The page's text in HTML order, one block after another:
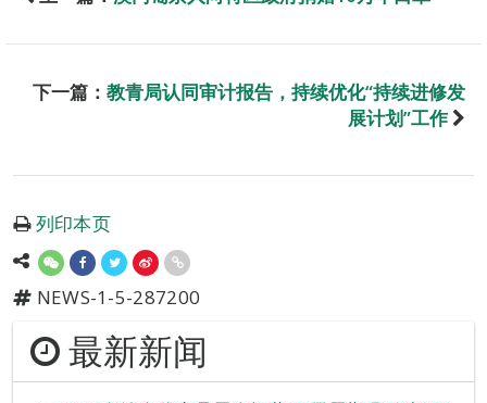
下一篇： 教青局认同审计报告，持续优化“持续进修发
展计划”工作
列印本页
NEWS-1-5-287200
最新新闻